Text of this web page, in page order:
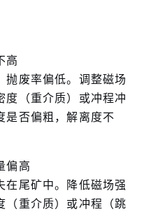
高
抛废率偏低。调整磁场
度（重介质）或冲程冲
是否偏粗，解离度不
偏高
在尾矿中。降低磁场强
（重介质）或冲程（跳